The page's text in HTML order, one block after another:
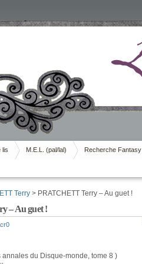
lis M.E.L. (pal/lal) Recherche Fantasy
Terry > PRATCHETT Terry – Au guet !
– Au guet !
annales du Disque-monde, tome 8 )